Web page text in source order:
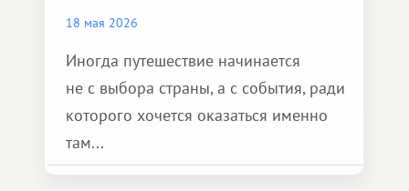
18 мая 2026
Иногда путешествие начинается
не с выбора страны, а с события, ради
которого хочется оказаться именно
там...